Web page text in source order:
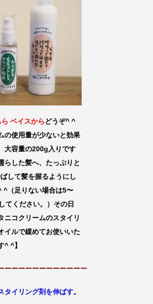
ら ベイスからどうぞ^ ^
の使用量が少ないと効果
大容量の200g入りです
らした髪へ、たっぷりと
ばして髪を握るようにし
^（足りない場合は5〜
てください。）その日
ニコクリームのスタイリ
イルで緩めてお使いいた
^ ^】
ーーーーーーーーーーーー
タイリング剤を伸ばす。